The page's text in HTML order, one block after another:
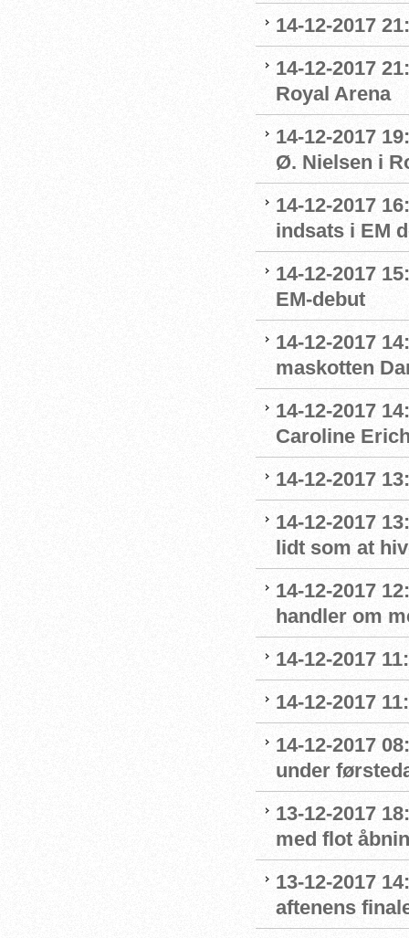
14-12-2017
14-12-2017
Royal Arena
14-12-2017
Ø. Nielsen i
14-12-2017
indsats i EM
14-12-2017
EM-debut
14-12-2017
maskotten
14-12-2017
Caroline
14-12-2017
14-12-2017
lidt som at
14-12-2017
handler om
14-12-2017
14-12-2017
14-12-2017
under
13-12-2017
med flot
13-12-2017
aftenens